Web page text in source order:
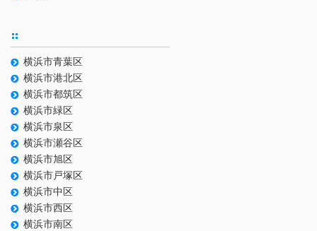
横浜市青葉区
横浜市港北区
横浜市都筑区
横浜市緑区
横浜市泉区
横浜市瀬谷区
横浜市旭区
横浜市戸塚区
横浜市中区
横浜市西区
横浜市南区